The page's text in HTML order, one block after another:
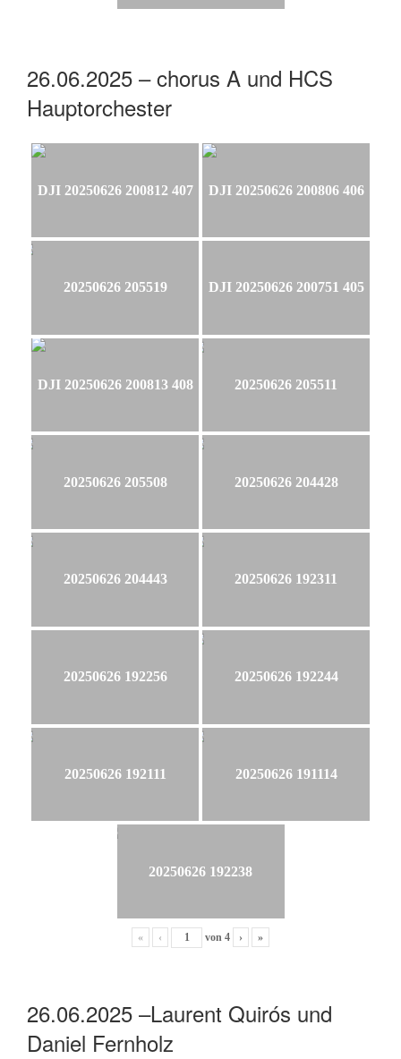
26.06.2025 – chorus A und HCS
Hauptorchester
DJI 20250626 200812 407 DJI 20250626 200806 406
20250626 205519 DJI 20250626 200751 405
DJI 20250626 200813 408 20250626 205511
20250626 205508 20250626 204428
20250626 204443 20250626 192311
20250626 192256 20250626 192244
20250626 192111 20250626 191114
20250626 192238
« ‹ von 4 › »
26.06.2025 –Laurent Quirós und
Daniel Fernholz